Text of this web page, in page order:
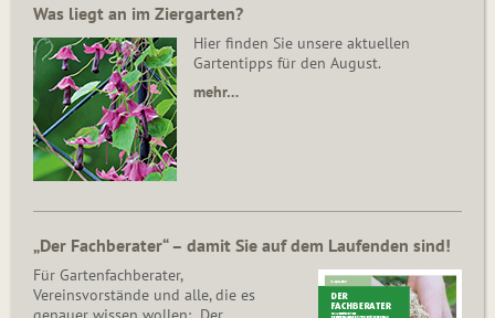
Was liegt an im Ziergarten?
Hier finden Sie unsere aktuellen
Gartentipps für den August.
mehr…
„Der Fachberater“ – damit Sie auf dem Laufenden sind!
Für Gartenfachberater,
Vereinsvorstände und alle, die es